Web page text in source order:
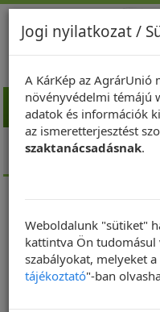
Kezdőlap
Napraforgó
Jogi nyilatkozat /
A KárKép az AgrárUnió
növényvédelmi témájú
adatok és információk
az ismeretterjesztést
szaktanácsadásnak.
Weboldalunk "sütiket"
kattintva Ön tudomásul
szabályokat, melyeket a
tájékoztató"-ban